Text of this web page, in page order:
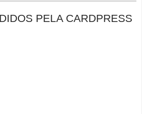
PELA CARDPRESS